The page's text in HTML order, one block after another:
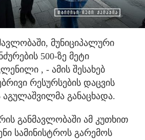
მუნიციპალური
500-ზე მეტი
, - ამის შესახებ
რესურსების დაცვის
განაცხადა.
განმავლობაში ამ კუთხით
სამინისტროს გარემოს